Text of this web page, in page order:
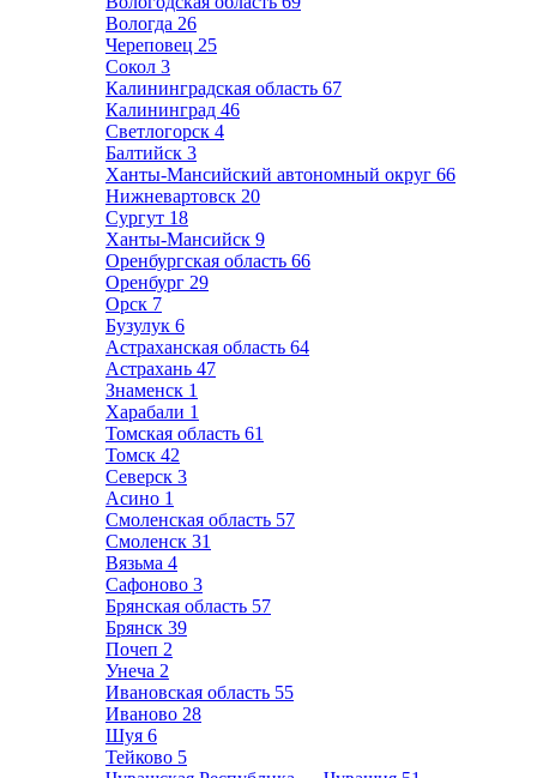
Вологда 26
Череповец 25
Сокол 3
Калининградская область 67
Калининград 46
Светлогорск 4
Балтийск 3
Ханты-Мансийский автономный округ 66
Нижневартовск 20
Сургут 18
Ханты-Мансийск 9
Оренбургская область 66
Оренбург 29
Орск 7
Бузулук 6
Астраханская область 64
Астрахань 47
Знаменск 1
Харабали 1
Томская область 61
Томск 42
Северск 3
Асино 1
Смоленская область 57
Смоленск 31
Вязьма 4
Сафоново 3
Брянская область 57
Брянск 39
Почеп 2
Унеча 2
Ивановская область 55
Иваново 28
Шуя 6
Тейково 5